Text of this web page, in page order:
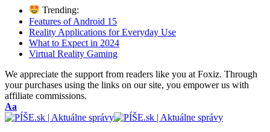
Trending:
Features of Android 15
Reality Applications for Everyday Use
What to Expect in 2024
Virtual Reality Gaming
We appreciate the support from readers like you at Foxiz. Through
your purchases using the links on our site, you empower us with
affiliate commissions.
Font
Resizer
Aa